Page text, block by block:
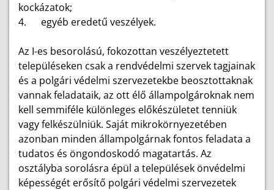
kockázatok;
4.
egyéb eredetű veszélyek.
Az I-es besorolású, fokozottan veszélyeztetett
településeken csak a rendvédelmi szervek tagjainak
és a polgári védelmi szervezetekbe beosztottaknak
vannak feladataik, az ott élő állampolgároknak nem
kell semmiféle különleges előkészületet tenniük
vagy felkészülniük. Saját mikrokörnyezetében
azonban minden állampolgárnak fontos feladata a
tudatos és öngondoskodó magatartás. Az
osztályba sorolásra épül a települések önvédelmi
képességét erősítő polgári védelmi szervezetek